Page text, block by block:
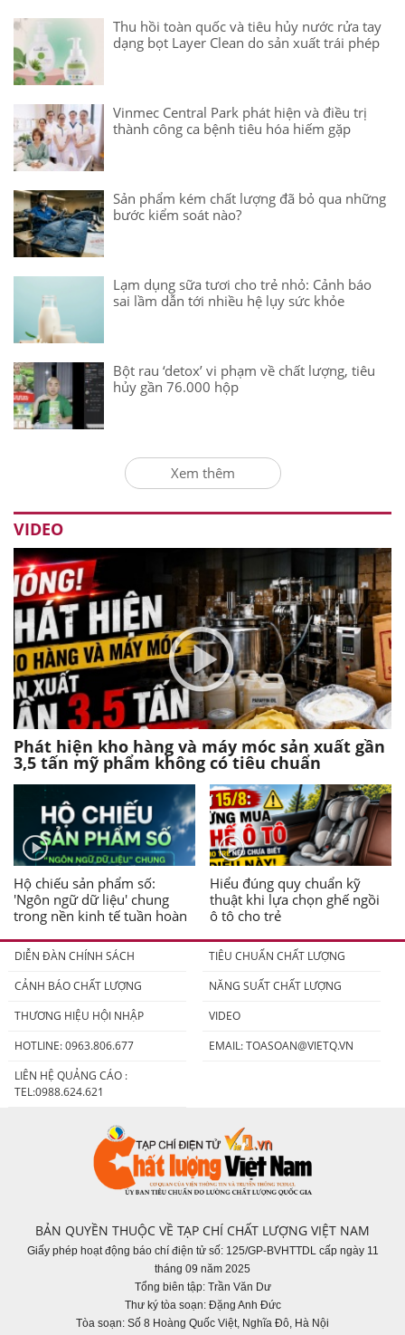
Thu hồi toàn quốc và tiêu hủy nước rửa tay
dạng bọt Layer Clean do sản xuất trái phép
Vinmec Central Park phát hiện và điều trị
thành công ca bệnh tiêu hóa hiếm gặp
Sản phẩm kém chất lượng đã bỏ qua những
bước kiểm soát nào?
Lạm dụng sữa tươi cho trẻ nhỏ: Cảnh báo
sai lầm dẫn tới nhiều hệ lụy sức khỏe
Bột rau ‘detox’ vi phạm về chất lượng, tiêu
hủy gần 76.000 hộp
Xem thêm
VIDEO
Phát hiện kho hàng và máy móc sản xuất gần
3,5 tấn mỹ phẩm không có tiêu chuẩn
Hộ chiếu sản phẩm số:
'Ngôn ngữ dữ liệu' chung
trong nền kinh tế tuần hoàn
Hiểu đúng quy chuẩn kỹ
thuật khi lựa chọn ghế ngồi
ô tô cho trẻ
DIỄN ĐÀN CHÍNH SÁCH
TIÊU CHUẨN CHẤT LƯỢNG
CẢNH BÁO CHẤT LƯỢNG
NĂNG SUẤT CHẤT LƯỢNG
THƯƠNG HIỆU HỘI NHẬP
VIDEO
HOTLINE: 0963.806.677
EMAIL:TOASOAN@VIETQ.VN
LIÊN HỆ QUẢNG CÁO :
TEL:0988.624.621
BẢN QUYỀN THUỘC VỀ TẠP CHÍ CHẤT LƯỢNG VIỆT NAM
Giấy phép hoạt động báo chí điện tử số: 125/GP-BVHTTDL cấp ngày 11
tháng 09 năm 2025
Tổng biên tập: Trần Văn Dư
Thư ký tòa soạn: Đặng Anh Đức
Tòa soạn: Số 8 Hoàng Quốc Việt, Nghĩa Đô, Hà Nội